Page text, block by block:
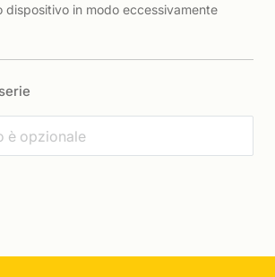
dispositivo in modo eccessivamente